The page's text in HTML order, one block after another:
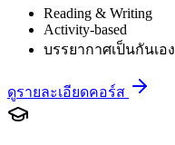
Reading & Writing
Activity-based
บรรยากาศเป็นกันเอง
ดูรายละเอียดคอร์ส